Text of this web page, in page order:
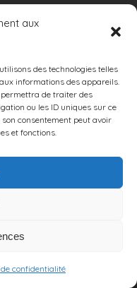
aux
des technologies telles
informations des appareils.
permettra de traiter des
ou les ID uniques sur ce
consentement peut avoir
et fonctions.
confidentialité